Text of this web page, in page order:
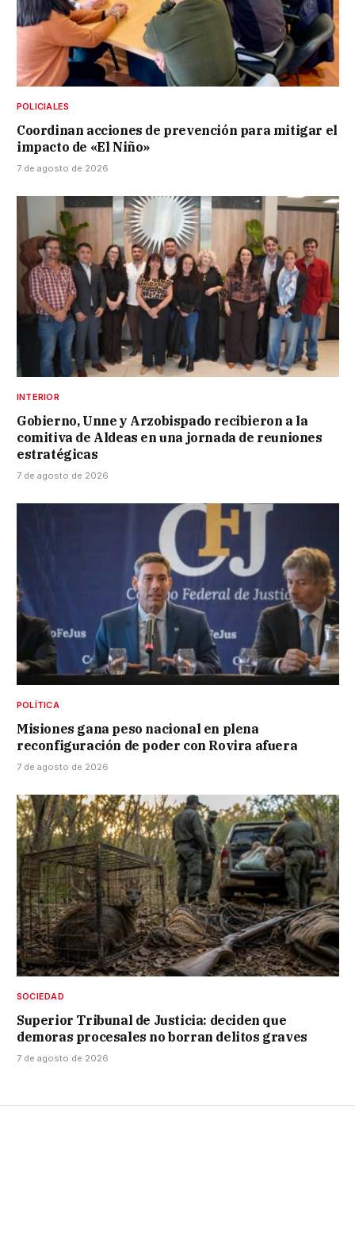
POLICIALES
Coordinan acciones de prevención para mitigar el
impacto de «El Niño»
7 de agosto de 2026
INTERIOR
Gobierno, Unne y Arzobispado recibieron a la
comitiva de Aldeas en una jornada de reuniones
estratégicas
7 de agosto de 2026
POLÍTICA
Misiones gana peso nacional en plena
reconfiguración de poder con Rovira afuera
7 de agosto de 2026
SOCIEDAD
Superior Tribunal de Justicia: deciden que
demoras procesales no borran delitos graves
7 de agosto de 2026